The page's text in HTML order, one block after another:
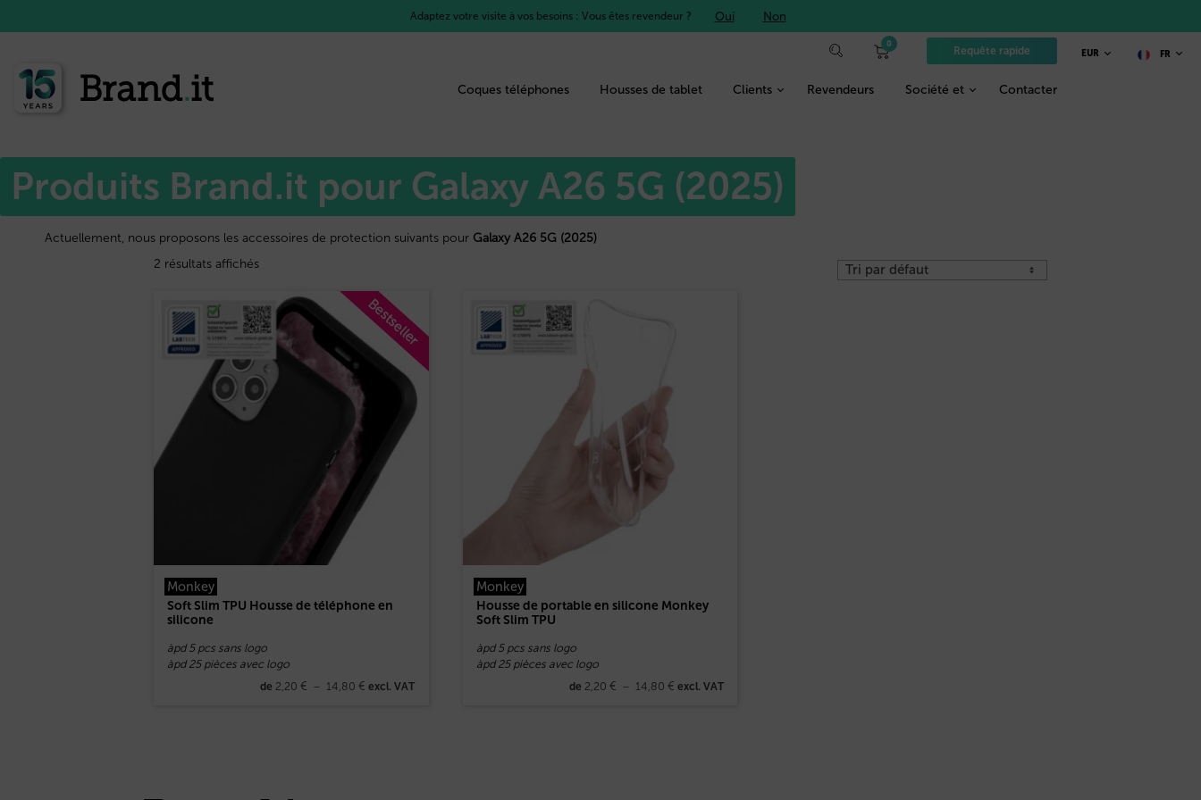
Adaptez votre visite à vos besoins : Vous êtes revendeur ? Oui Non
Requête rapide
0
Coques téléphones Housses de tablet Clients Revendeurs Société et Contacter
EUR FR
Produits Brand.it pour Galaxy A26 5G (2025)
Actuellement, nous proposons les accessoires de protection suivants pour Galaxy A26 5G (2025)
2 résultats affichés
Bestseller
Monkey
Soft Slim TPU Housse de téléphone en
silicone
àpd 5 pcs sans logo
àpd 25 pièces avec logo
de 2,20 € – 14,80 € excl. VAT
Monkey
Housse de portable en silicone Monkey
Soft Slim TPU
àpd 5 pcs sans logo
àpd 25 pièces avec logo
de 2,20 € – 14,80 € excl. VAT